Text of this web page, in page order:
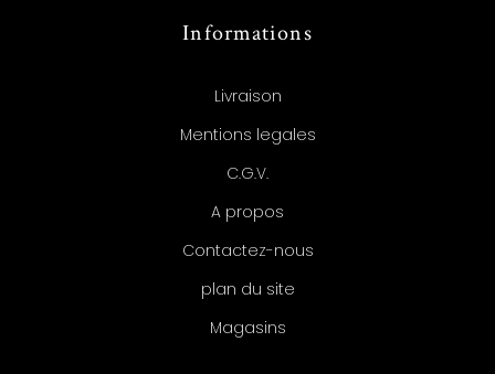
Informations
Livraison
Mentions legales
C.G.V.
A propos
Contactez-nous
plan du site
Magasins